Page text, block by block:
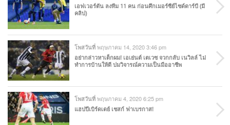
เอฟเวอร์ตัน ลงทีม 11 คน ก่อนศึกเมอร์ซีย์ไซด์ดาร์บี (มี
คลิป)
โพสวันที่ พฤษภาคม 14, 2020 3:46 pm
อย่ากล่าวหาเด็กผม! เอเย่นต์ เตเวซ จวกกลับ เนวิลล์ ไม่
ทำการบ้านให้ดี ปมวิจารณ์ความเป็นมืออาชีพ
โพสวันที่ พฤษภาคม 4, 2020 6:25 pm
แฮปปีเบิร์ดเดย์ เชสก์ ฟาเบรกาส!